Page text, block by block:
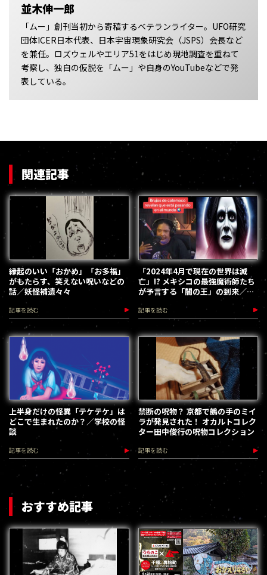
並木伸一郎
「ムー」創刊当初から寄稿するベテランライター。UFO研究
団体ICER日本代表、日本宇宙現象研究会（JSPS）会長など
を兼任。ロズウェルやエリア51をはじめ現地調査を重ねて
考察し、独自の仮説を「ムー」や自身のYouTubeなどで発
表している。
関連記事
縁起のいい「おかめ」「お多福」
がもたらす、笑えない呪いなどの
話／妖怪補遺々々
記事を読む
「2024年4月で現在の世界は滅
亡」!? メキシコの最強魔術師たち
が予言する「闇の王」の到来／遠
記事を読む
上半身だけの怪異「テケテケ」は
どこで生まれたのか？／学校の怪
談
記事を読む
禁断の呪物？ 京都で鵺の手のミイ
ラが発見された！ オカルトコレク
ター田中俊行の呪物コレクション
記事を読む
おすすめ記事